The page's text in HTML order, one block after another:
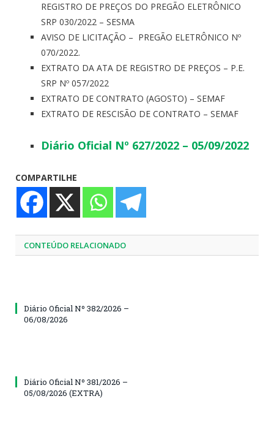
REGISTRO DE PREÇOS DO PREGÃO ELETRÔNICO
SRP 030/2022 – SESMA
AVISO DE LICITAÇÃO – PREGÃO ELETRÔNICO Nº
070/2022.
EXTRATO DA ATA DE REGISTRO DE PREÇOS – P.E.
SRP Nº 057/2022
EXTRATO DE CONTRATO (AGOSTO) – SEMAF
EXTRATO DE RESCISÃO DE CONTRATO – SEMAF
Diário Oficial Nº 627/2022 – 05/09/2022
COMPARTILHE
CONTEÚDO RELACIONADO
Diário Oficial Nº 382/2026 –
06/08/2026
Diário Oficial Nº 381/2026 –
05/08/2026 (EXTRA)